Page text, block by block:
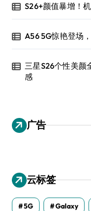
S26+颜值暴增！
A56 5G惊艳登场
三星S26个性美颜
感
广告
云标签
5G Galaxy